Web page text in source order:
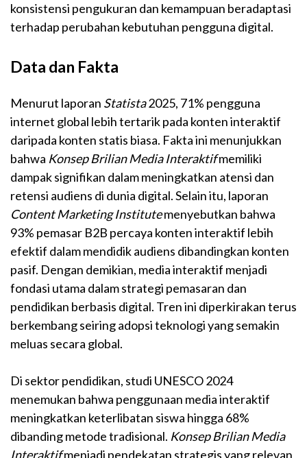
konsistensi pengukuran dan kemampuan beradaptasi
terhadap perubahan kebutuhan pengguna digital.
Data dan Fakta
Menurut laporan Statista2025, 71% pengguna
internet global lebih tertarik pada konten interaktif
daripada konten statis biasa. Fakta ini menunjukkan
bahwa Konsep Brilian Media Interaktifmemiliki
dampak signifikan dalam meningkatkan atensi dan
retensi audiens di dunia digital. Selain itu, laporan
Content Marketing Institutemenyebutkan bahwa
93% pemasar B2B percaya konten interaktif lebih
efektif dalam mendidik audiens dibandingkan konten
pasif. Dengan demikian, media interaktif menjadi
fondasi utama dalam strategi pemasaran dan
pendidikan berbasis digital. Tren ini diperkirakan terus
berkembang seiring adopsi teknologi yang semakin
meluas secara global.
Di sektor pendidikan, studi UNESCO 2024
menemukan bahwa penggunaan media interaktif
meningkatkan keterlibatan siswa hingga 68%
dibanding metode tradisional. Konsep Brilian Media
Interaktifmenjadi pendekatan strategis yang relevan